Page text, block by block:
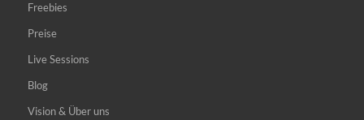
Freebies
Preise
Live Sessions
Blog
Vision & Über uns